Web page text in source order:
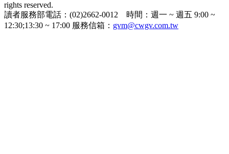
rights reserved.
讀者服務部電話：(02)2662-0012 時間：週一 ~ 週五 9:00 ~
12:30;13:30 ~ 17:00 服務信箱： gvm@cwgv.com.tw